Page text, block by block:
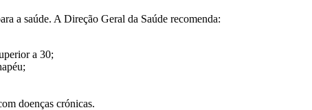
a saúde. A Direção Geral da Saúde recomenda:
a 30;
doenças crónicas.